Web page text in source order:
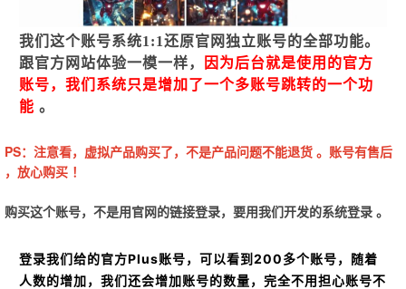
我们这个账号系统1:1还原官网独立账号的全部功能。
跟官方网站体验一模一样，
因为后台就是使用的官方
账号，我们系统只是增加了一个多账号跳转的一个功
能 。
PS：注意看，虚拟产品购买了，不是产品问题不能退货 。账号有售后
，放心购买 ！
购买这个账号，不是用官网的链接登录，要用我们开发的系统登录 。
登录我们给的官方Plus账号，可以看到200多个账号，随着
人数的增加，我们还会增加账号的数量，完全不用担心账号不